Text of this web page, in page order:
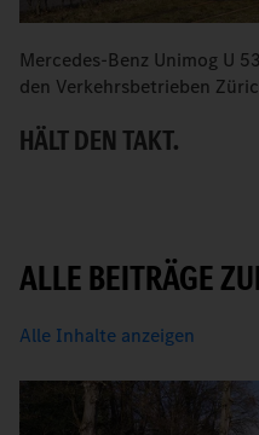
Mercedes-Benz Unimog U
den Verkehrsbetrieben
HÄLT DEN TAKT.
ALLE BEITRÄGE
Alle Inhalte anzeigen